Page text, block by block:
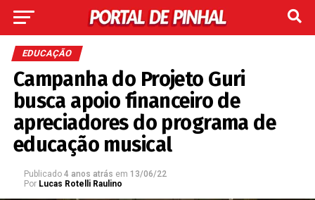
EDUCAÇÃO
Campanha do Projeto Guri
busca apoio financeiro de
apreciadores do programa de
educação musical
Publicado 4 anos atrás em 13/06/22
Por Lucas Rotelli Raulino